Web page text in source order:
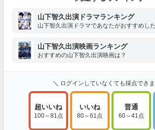
山下智久出演ドラマランキング
山下智久出演ドラマであなたがおすすめし
山下智久出演映画ランキング
おすすめの山下智久出演映画は？
＼ ログインしていなくても採点でき
超いいね
100～81点
いいね
80～61点
普通
60～41点